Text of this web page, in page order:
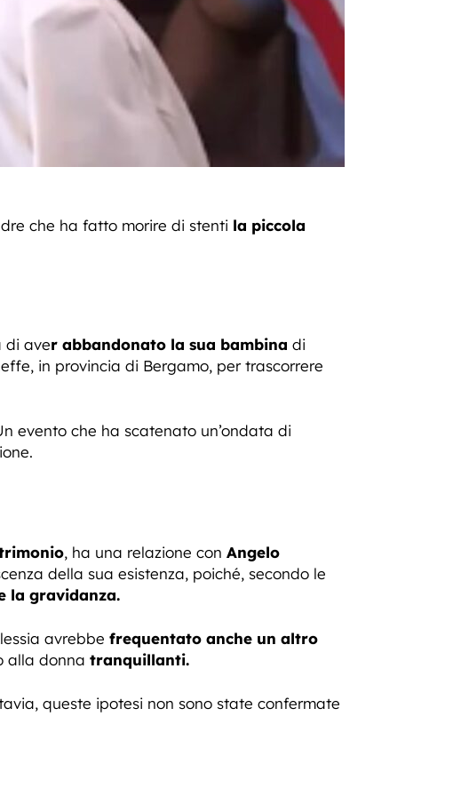
che ha fatto morire di stenti la piccola
di aver abbandonato la sua bambina di
in provincia di Bergamo, per trascorrere
evento che ha scatenato un’ondata di
, ha una relazione con Angelo
della sua esistenza, poiché, secondo le
la gravidanza.
avrebbe frequentato anche un altro
alla donna tranquillanti.
queste ipotesi non sono state confermate